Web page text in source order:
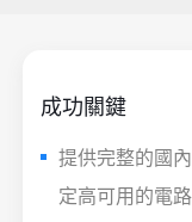
成功關鍵
提供完整的國
定高可用的電